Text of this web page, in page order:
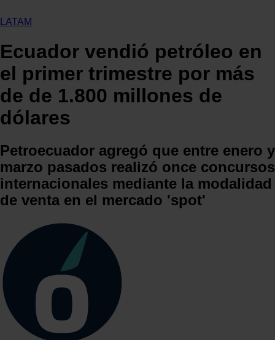
LATAM
Ecuador vendió petróleo en
el primer trimestre por más
de de 1.800 millones de
dólares
Petroecuador agregó que entre enero y
marzo pasados realizó once concursos
internacionales mediante la modalidad
de venta en el mercado 'spot'